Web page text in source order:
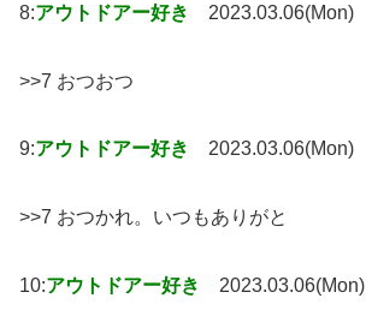
8:アウトドアー好き 2023.03.06(Mon)
>>7 おつおつ
9:アウトドアー好き 2023.03.06(Mon)
>>7 おつかれ。いつもありがと
10:アウトドアー好き 2023.03.06(Mon)